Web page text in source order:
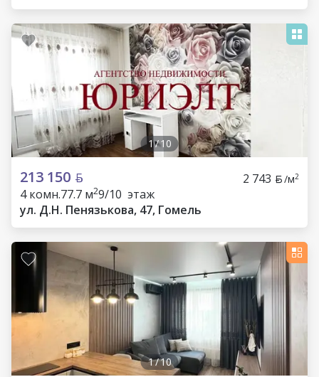
1/10
213 150 2 743 /м2
4 комн.77.7 м29/10 этаж
ул. Д.Н. Пенязькова, 47, Гомель
1/10